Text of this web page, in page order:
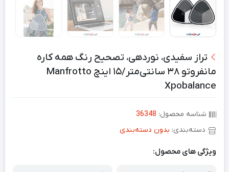
تراز سفیدی، نوردهی، تصحیح رنگ همه کاره
مانفروتو ۳۸ سانتی‌متر/۱۵ اینچ Manfrotto
Xpobalance
شناسه محصول: 36348
دسته‌بندی: بدون دسته‌بندی
ویژگی های محصول: